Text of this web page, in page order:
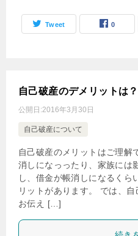
Tweet 0
自己破産のデメリットは？
公開日:2016年3月30日
自己破産について
自己破産のメリットはご理解
消しになっったり、家族には
し、借金が帳消しになるくら
リットがあります。 では、
お伝え […]